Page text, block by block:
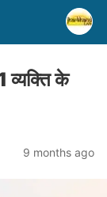
व्यक्ति के
9 months ago